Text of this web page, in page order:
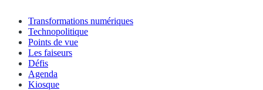
Transformations numériques
Technopolitique
Points de vue
Les faiseurs
Défis
Agenda
Kiosque